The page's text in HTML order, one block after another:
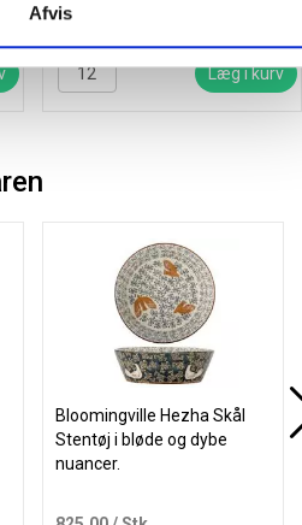
Afvis
inkl. moms
Læg i kurv
Bloomingville Hezha Skål
Stentøj i bløde og dybe
nuancer.